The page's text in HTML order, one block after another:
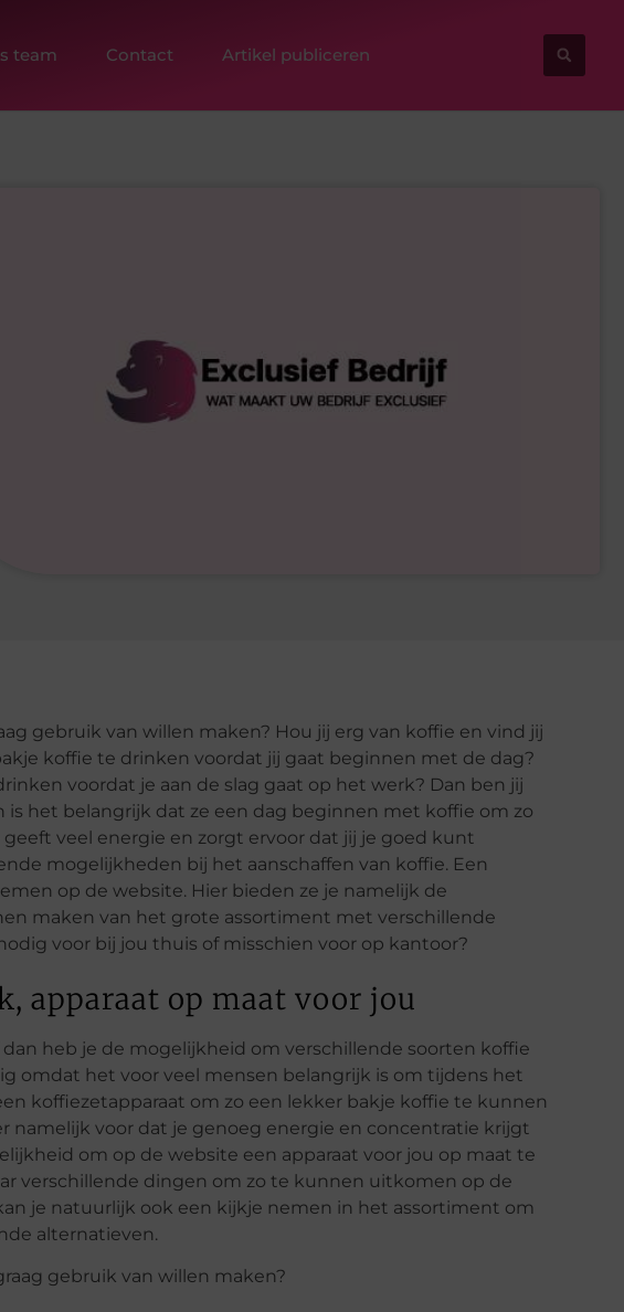
team Contact Artikel publiceren
gebruik van willen maken? Hou jij erg van koffie en vind jij
koffie te drinken voordat jij gaat beginnen met de dag?
voordat je aan de slag gaat op het werk? Dan ben jij
is het belangrijk dat ze een dag beginnen met koffie om zo
veel energie en zorgt ervoor dat jij je goed kunt
mogelijkheden bij het aanschaffen van koffie. Een
op de website. Hier bieden ze je namelijk de
maken van het grote assortiment met verschillende
voor bij jou thuis of misschien voor op kantoor?
apparaat op maat voor jou
heb je de mogelijkheid om verschillende soorten koffie
omdat het voor veel mensen belangrijk is om tijdens het
koffiezetapparaat om zo een lekker bakje koffie te kunnen
namelijk voor dat je genoeg energie en concentratie krijgt
om op de website een apparaat voor jou op maat te
verschillende dingen om zo te kunnen uitkomen op de
je natuurlijk ook een kijkje nemen in het assortiment om
alternatieven.